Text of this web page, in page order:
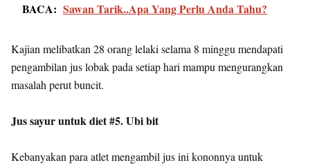
BACA: Sawan Tarik..Apa Yang Perlu Anda Tahu?
Kajian melibatkan 28 orang lelaki selama 8 minggu mendapati
pengambilan jus lobak pada setiap hari mampu mengurangkan
masalah perut buncit.
Jus sayur untuk diet #5. Ubi bit
Kebanyakan para atlet mengambil jus ini kononnya untuk